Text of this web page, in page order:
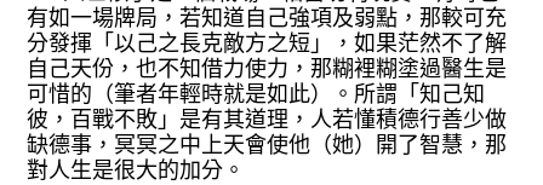
有如一場牌局，若知道自己強項及弱點，那較可充
分發揮「以己之長克敵方之短」，如果茫然不了解
自己天份，也不知借力使力，那糊裡糊塗過醫生是
可惜的（筆者年輕時就是如此）。所謂「知己知
彼，百戰不敗」是有其道理，人若懂積德行善少做
缺德事，冥冥之中上天會使他（她）開了智慧，那
對人生是很大的加分。